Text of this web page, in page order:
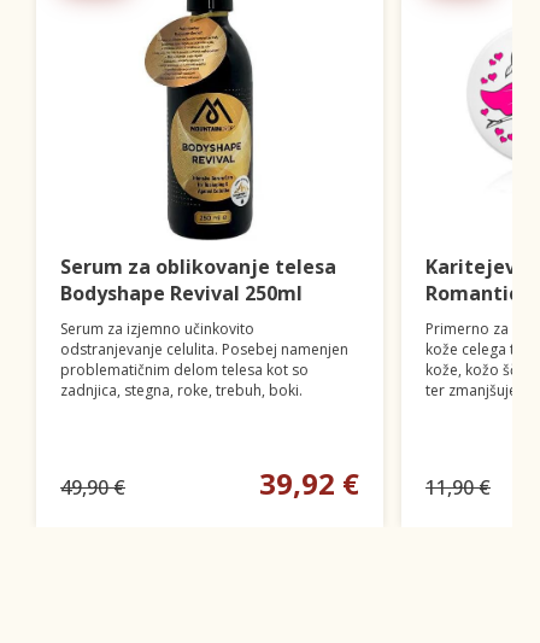
Serum za oblikovanje telesa
Bodyshape Revival 250ml
Serum za izjemno učinkovito
odstranjevanje celulita. Posebej namenjen
problematičnim delom telesa kot so
zadnjica, stegna, roke, trebuh, boki.
49,90 € 39,92 €
Karitejevo
Romantic
Primerno za
kože celega
kože, kožo
ter zmanjšuje
11,90 €